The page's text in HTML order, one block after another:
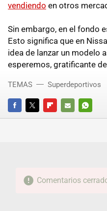
vendiendo en otros
Sin embargo, en el fondo
Esto significa que en
idea de lanzar un modelo
esperemos, gratificante
FACEBOOKTWITTERFLIPBOARD
E-
TEMAS Superdeportivos
Comentarios